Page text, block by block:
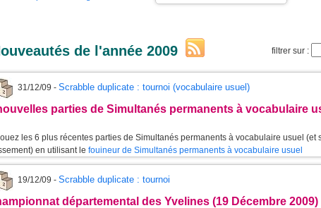
de l'année 2009 filtrer sur :
31/12/09 - Scrabble duplicate : tournoi (vocabulaire usuel)
parties de Simultanés permanents à vocabulaire
les 6 plus récentes parties de Simultanés permanents à vocabulaire usuel (et
en utilisant le fouineur de Simultanés permanents à vocabulaire usuel
19/12/09 - Scrabble duplicate : tournoi
départemental des Yvelines (19 Décembre 2009)